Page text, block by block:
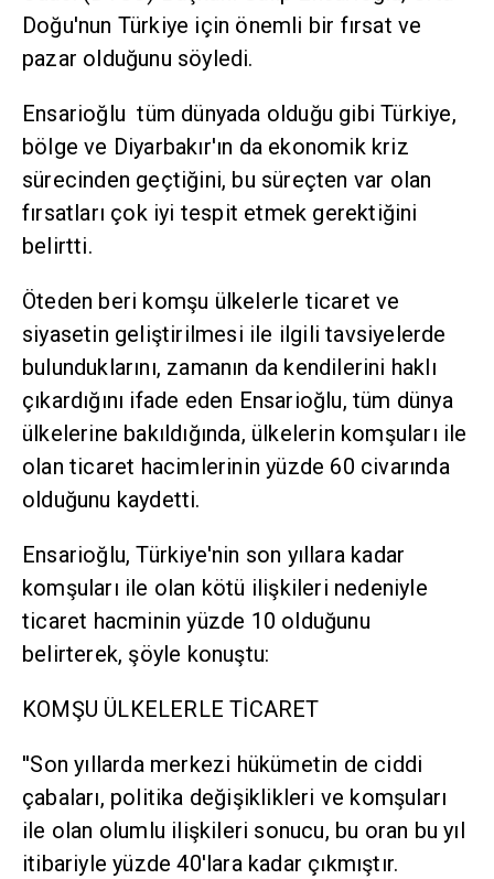
Doğu'nun Türkiye için önemli bir fırsat ve
pazar olduğunu söyledi.
Ensarioğlu tüm dünyada olduğu gibi Türkiye,
bölge ve Diyarbakır'ın da ekonomik kriz
sürecinden geçtiğini, bu süreçten var olan
fırsatları çok iyi tespit etmek gerektiğini
belirtti.
Öteden beri komşu ülkelerle ticaret ve
siyasetin geliştirilmesi ile ilgili tavsiyelerde
bulunduklarını, zamanın da kendilerini haklı
çıkardığını ifade eden Ensarioğlu, tüm dünya
ülkelerine bakıldığında, ülkelerin komşuları ile
olan ticaret hacimlerinin yüzde 60 civarında
olduğunu kaydetti.
Ensarioğlu, Türkiye'nin son yıllara kadar
komşuları ile olan kötü ilişkileri nedeniyle
ticaret hacminin yüzde 10 olduğunu
belirterek, şöyle konuştu:
KOMŞU ÜLKELERLE TİCARET
''Son yıllarda merkezi hükümetin de ciddi
çabaları, politika değişiklikleri ve komşuları
ile olan olumlu ilişkileri sonucu, bu oran bu yıl
itibariyle yüzde 40'lara kadar çıkmıştır.